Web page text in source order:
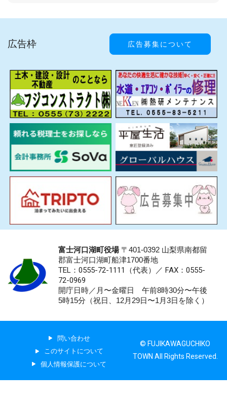
広告枠 広告募集について
富士河口湖町役場〒401-0392 山梨県南都留
郡富士河口湖町船津1700番地
TEL：0555-72-1111 （代表）／ FAX：0555-
72-0969
開庁日時／月〜金曜日 午前8時30分〜午後
5時15分（祝日、12月29日〜1月3日を除く）
問い合わせ
このサイトについて
個人情報保護について
© FUJIKAWAGUCHIKO
TOWN All Rights Reserved.